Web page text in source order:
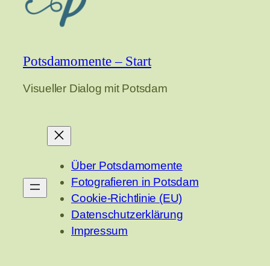
Potsdamomente – Start
Visueller Dialog mit Potsdam
Über Potsdamomente
Fotografieren in Potsdam
Cookie-Richtlinie (EU)
Datenschutzerklärung
Impressum